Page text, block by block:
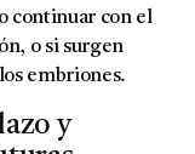
continuar con el
o si surgen
embriones.
y